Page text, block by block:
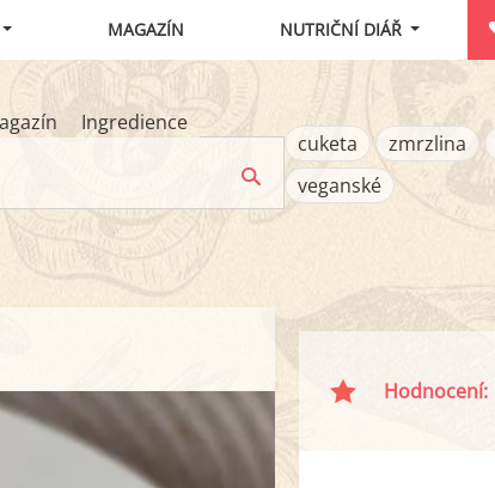
MAGAZÍN NUTRIČNÍ DIÁŘ
Ingredience
cuketa
zmrzlina
veganské
Hodnocení: